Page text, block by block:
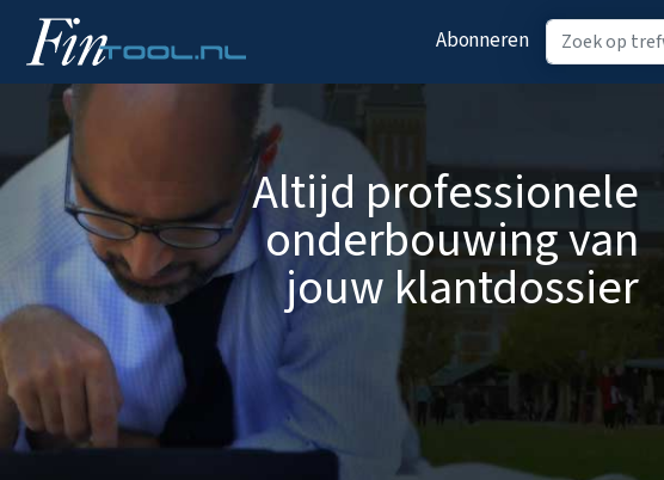
Abonneren
Altijd professionele
onderbouwing van
jouw klantdossier